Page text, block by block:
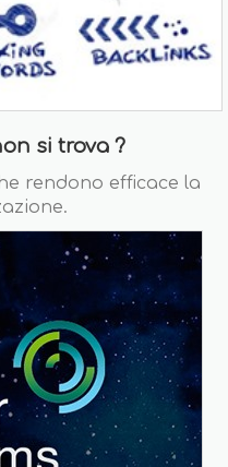
si trova ?
rendono efficace la